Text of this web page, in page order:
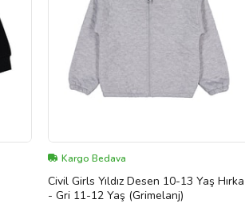
Kargo Bedava
Civil Girls Yıldız Desen 10-13 Yaş Hırka
- Gri 11-12 Yaş (Grimelanj)